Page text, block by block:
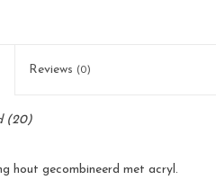
Reviews (0)
(20)
hout gecombineerd met acryl.